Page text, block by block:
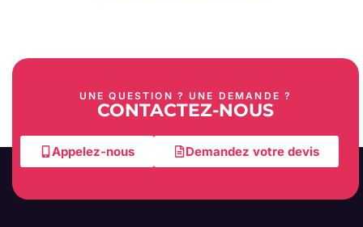
UNE QUESTION ? UNE DEMANDE ?
CONTACTEZ-NOUS
Appelez-nous Demandez votre devis